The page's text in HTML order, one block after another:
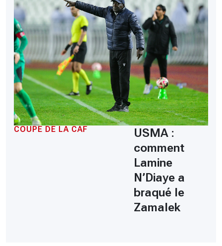
COUPE DE LA CAF
USMA :
comment
Lamine
N’Diaye a
braqué le
Zamalek